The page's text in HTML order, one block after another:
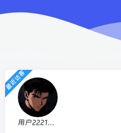
最近访客
用户22215915